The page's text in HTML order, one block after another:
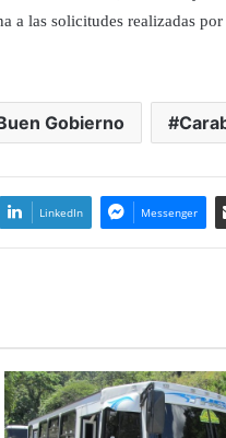
a las solicitudes realizadas
Gobierno
LinkedIn Messenger